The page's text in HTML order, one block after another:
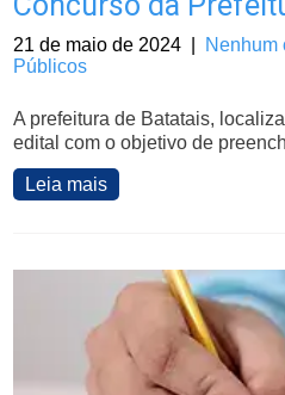
21 de maio de 2024 Nenhum
Públicos
A prefeitura de Batatais,
edital com o objetivo de
Leia mais